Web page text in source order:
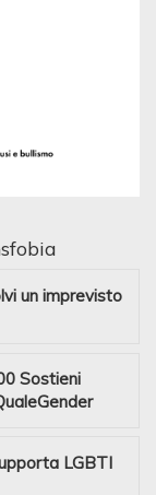
un imprevisto
Sostieni
LGBTI